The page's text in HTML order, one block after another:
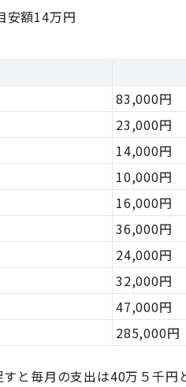
安額14万円
83,000円
23,000円
14,000円
10,000円
16,000円
36,000円
24,000円
32,000円
47,000円
285,000円
と毎月の支出は40万５千円